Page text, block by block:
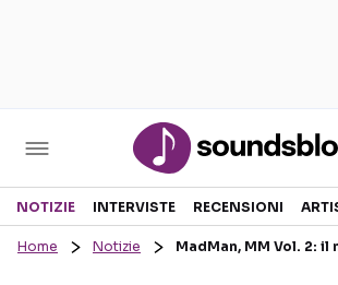
Sezioni
NOTIZIE INTERVISTE RECENSIONI
Home Notizie MadMan, MM Vol. 2: